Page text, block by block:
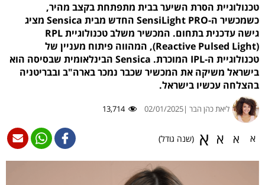
טכנולוגיית הסרת השיער בבית מתפתחת בקצב מהיר,
כשמכשיר ה-SensiLight PRO החדש מבית Sensica מציג
גישה עדכנית בתחום. המכשיר משלב טכנולוגיית RPL
(Reactive Pulsed Light), המהווה פיתוח מעניין של
טכנולוגיית ה-IPL המוכרת. Sensica הבינלאומית שבסיסה הוא
בישראל משיקה את המכשיר שכבר נמכר בארה"ב ובבריטניה
בהצלחה עכשיו בישראל.
ליאת כהן הבר |02/01/2025
13,714
א א א א (שנה גודל)